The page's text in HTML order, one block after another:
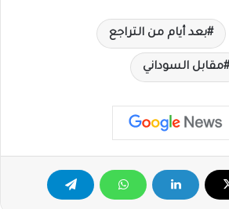
بعد أيام من التراجع
مقابل السوداني